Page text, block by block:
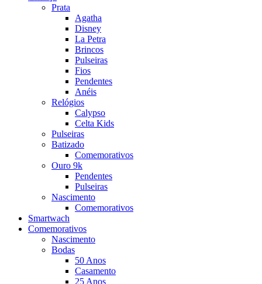
Prata
Agatha
Disney
La Petra
Brincos
Pulseiras
Fios
Pendentes
Anéis
Relógios
Calypso
Celta Kids
Pulseiras
Batizado
Comemorativos
Ouro 9k
Pendentes
Pulseiras
Nascimento
Comemorativos
Smartwach
Comemorativos
Nascimento
Bodas
50 Anos
Casamento
25 Anos